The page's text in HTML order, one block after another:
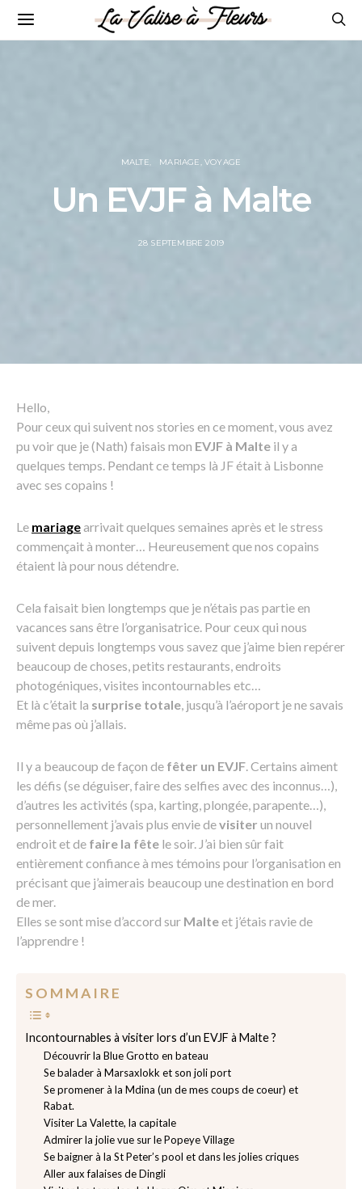
MALTE MARIAGE, VOYAGE
Un EVJF à Malte
POSTED
28 SEPTEMBRE 2019
Hello,
Pour ceux qui suivent nos stories en ce moment, vous avez
pu voir que je (Nath) faisais mon EVJF à Malte il y a
quelques temps. Pendant ce temps là JF était à Lisbonne
avec ses copains !
Le mariagearrivait quelques semaines après et le stress
commençait à monter… Heureusement que nos copains
étaient là pour nous détendre.
Cela faisait bien longtemps que je n’étais pas partie en
vacances sans être l’organisatrice. Pour ceux qui nous
suivent depuis longtemps vous savez que j’aime bien repérer
beaucoup de choses, petits restaurants, endroits
photogéniques, visites incontournables etc…
Et là c’était la surprise totale, jusqu’à l’aéroport je ne savais
même pas où j’allais.
Il y a beaucoup de façon de fêter un EVJF. Certains aiment
les défis (se déguiser, faire des selfies avec des inconnus…),
d’autres les activités (spa, karting, plongée, parapente…),
personnellement j’avais plus envie devisiter un nouvel
endroit et de faire la fête le soir. J’ai bien sûr fait
entièrement confiance à mes témoins pour l’organisation en
précisant que j’aimerais beaucoup une destination en bord
de mer.
Elles se sont mise d’accord sur Malteet j’étais ravie de
l’apprendre !
S O M M A I R E
Incontournables à visiter lors d’un EVJF à Malte ?
Découvrir la Blue Grotto en bateau
Se balader à Marsaxlokk et son joli port
Se promener à la Mdina (un de mes coups de coeur) et
Rabat.
Visiter La Valette, la capitale
Admirer la jolie vue sur le Popeye Village
Se baigner à la St Peter’s pool et dans les jolies criques
Aller aux falaises de Dingli